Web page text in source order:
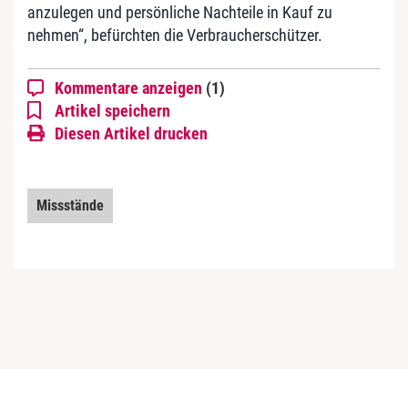
anzulegen und persönliche Nachteile in Kauf zu
nehmen“, befürchten die Verbraucherschützer.
Kommentare anzeigen (1)
Artikel speichern
Diesen Artikel drucken
Missstände